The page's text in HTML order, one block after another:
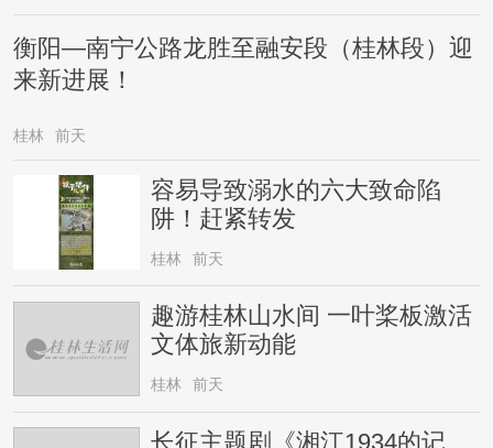
衡阳—南宁公路龙胜至融安段（桂林段）迎
来新进展！
桂林 前天
容易导致溺水的六大致命陷
阱！赶紧转发
桂林 前天
趣游桂林山水间 一叶桨板激活
文体旅新动能
桂林 前天
长征主题剧《湘江1934的记